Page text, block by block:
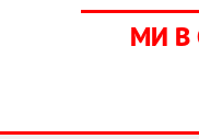
МИ В